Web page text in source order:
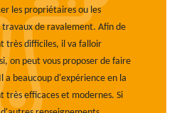
les propriétaires ou les
travaux de ravalement. Afin de
très difficiles, il va falloir
on peut vous proposer de faire
a beaucoup d'expérience en la
très efficaces et modernes. Si